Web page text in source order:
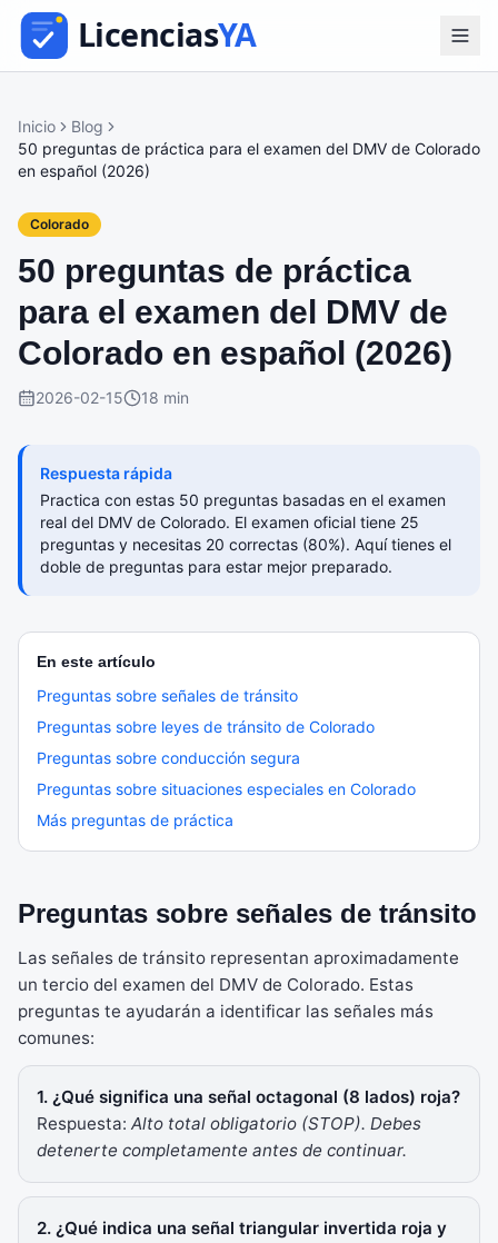
Inicio
Blog
50 preguntas de práctica para el examen del DMV de Colorado
en español (2026)
Colorado
50 preguntas de práctica
para el examen del DMV de
Colorado en español (2026)
2026-02-15 18 min
Respuesta rápida
Practica con estas 50 preguntas basadas en el examen
real del DMV de Colorado. El examen oficial tiene 25
preguntas y necesitas 20 correctas (80%). Aquí tienes el
doble de preguntas para estar mejor preparado.
En este artículo
Preguntas sobre señales de tránsito
Preguntas sobre leyes de tránsito de Colorado
Preguntas sobre conducción segura
Preguntas sobre situaciones especiales en Colorado
Más preguntas de práctica
Preguntas sobre señales de tránsito
Las señales de tránsito representan aproximadamente
un tercio del examen del DMV de Colorado. Estas
preguntas te ayudarán a identificar las señales más
comunes:
1. ¿Qué significa una señal octagonal (8 lados) roja?
Respuesta: Alto total obligatorio (STOP). Debes
detenerte completamente antes de continuar.
2. ¿Qué indica una señal triangular invertida roja y